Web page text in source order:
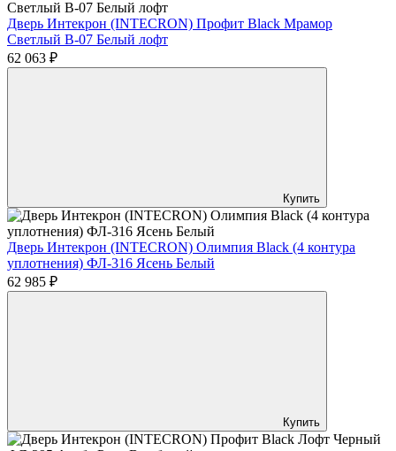
Дверь Интекрон (INTECRON) Профит Black Мрамор
Светлый В-07 Белый лофт
62 063 ₽
Купить
Дверь Интекрон (INTECRON) Олимпия Black (4 контура
уплотнения) ФЛ-316 Ясень Белый
62 985 ₽
Купить